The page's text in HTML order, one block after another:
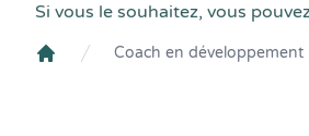
Si vous le souhaitez, vous
Coach en développement